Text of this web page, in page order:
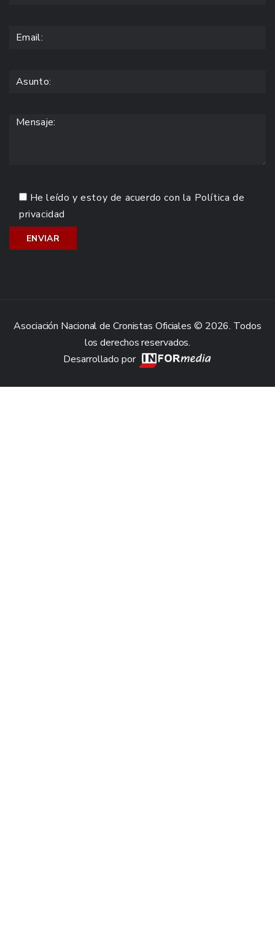
He leído y estoy de acuerdo con la Política de
privacidad
Asociación Nacional de Cronistas Oficiales © 2026. Todos
los derechos reservados.
Desarrollado por